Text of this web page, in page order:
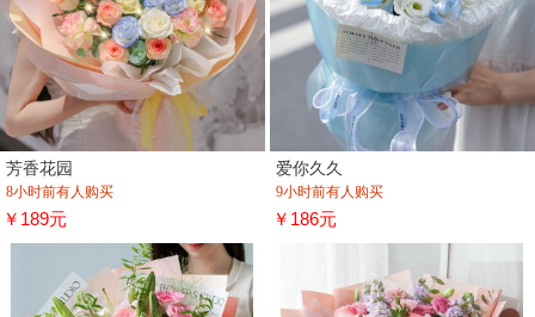
芳香花园
8小时前有人购买
￥189元
爱你久久
9小时前有人购买
￥186元